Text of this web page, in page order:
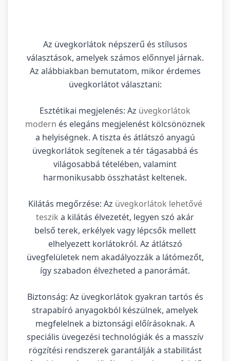
Az üvegkorlátok népszerű és stílusos
választások, amelyek számos előnnyel járnak.
Az alábbiakban bemutatom, mikor érdemes
üvegkorlátot választani:
Esztétikai megjelenés: Az üvegkorlátok
modern és elegáns megjelenést kölcsönöznek
a helyiségnek. A tiszta és átlátszó anyagú
üvegkorlátok segítenek a tér tágasabbá és
világosabbá tételében, valamint
harmonikusabb összhatást keltenek.
Kilátás megőrzése: Az üvegkorlátok lehetővé
teszik a kilátás élvezetét, legyen szó akár
belső terek, erkélyek vagy lépcsők mellett
elhelyezett korlátokról. Az átlátszó
üvegfelületek nem akadályozzák a látómezőt,
így szabadon élvezheted a panorámát.
Biztonság: Az üvegkorlátok gyakran tartós és
strapabíró anyagokból készülnek, amelyek
megfelelnek a biztonsági előírásoknak. A
speciális üvegezési technológiák és a masszív
rögzítési rendszerek garantálják a stabilitást